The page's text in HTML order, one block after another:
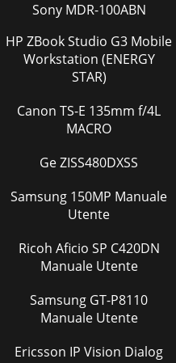
Sony MDR-100ABN
HP ZBook Studio G3 Mobile
Workstation (ENERGY
STAR)
Canon TS-E 135mm f/4L
MACRO
Ge ZISS480DXSS
Samsung 150MP Manuale
Utente
Ricoh Aficio SP C420DN
Manuale Utente
Samsung GT-P8110
Manuale Utente
Ericsson IP Vision Dialog